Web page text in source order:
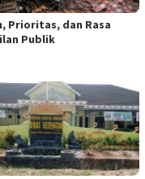
Prioritas, dan Rasa
Publik